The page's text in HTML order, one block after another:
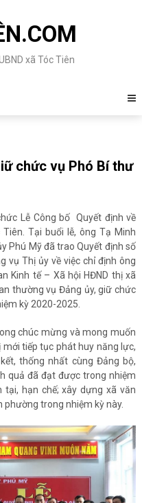
xã Tóc Tiên
chức vụ Phó Bí thư
Lễ Công bố Quyết định về
Tại buổi lễ, ông Tạ Minh
Phú Mỹ đã trao Quyết định số
vụ Thị ủy về việc chỉ định ông
Kinh tế – Xã hội HĐND thị xã
thường vụ Đảng ủy, giữ chức
kỳ 2020-2025.
chúc mừng và mong muốn
tiếp tục phát huy năng lực,
thống nhất cùng Đảng bộ,
quả đã đạt được trong nhiệm
tại, hạn chế; xây dựng xã văn
trong nhiệm kỳ này.